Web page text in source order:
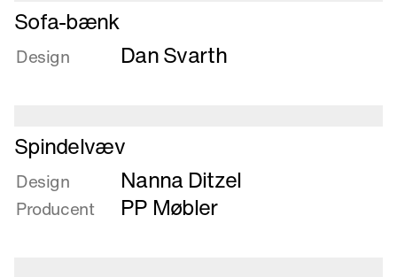
Læs
mere
om
Sofa-bænk
Design Dan Svarth
Læs
mere
om
Spindelvæv
Spindelvæv
Design Nanna Ditzel
Producent PP Møbler